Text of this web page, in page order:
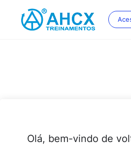
content
Olá, bem-vindo de